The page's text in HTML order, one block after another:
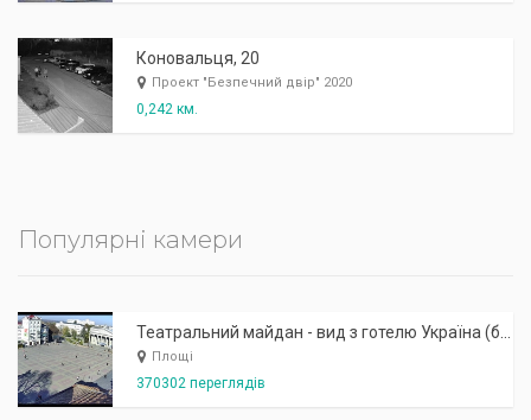
Коновальця, 20
Проект "Безпечний двір" 2020
0,242 км.
Популярні камери
Площі
370302 переглядів